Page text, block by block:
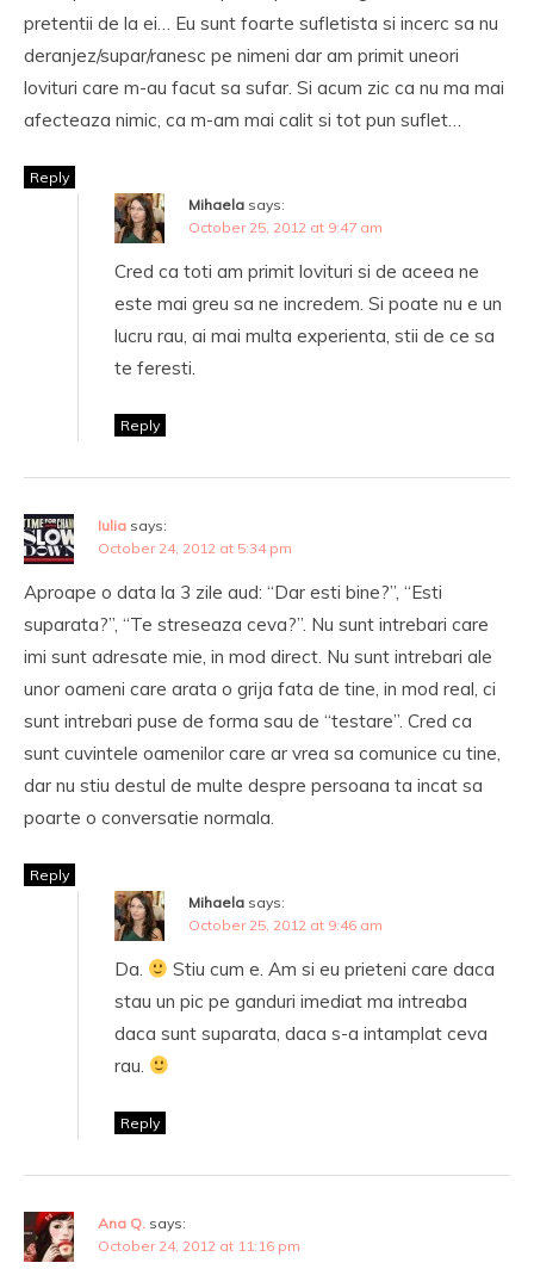
pretentii de la ei… Eu sunt foarte sufletista si incerc sa nu
deranjez/supar/ranesc pe nimeni dar am primit uneori
lovituri care m-au facut sa sufar. Si acum zic ca nu ma mai
afecteaza nimic, ca m-am mai calit si tot pun suflet…
Reply
Mihaela says:
October 25, 2012 at 9:47 am
Cred ca toti am primit lovituri si de aceea ne
este mai greu sa ne incredem. Si poate nu e un
lucru rau, ai mai multa experienta, stii de ce sa
te feresti.
Reply
Iulia says:
October 24, 2012 at 5:34 pm
Aproape o data la 3 zile aud: “Dar esti bine?”, “Esti
suparata?”, “Te streseaza ceva?”. Nu sunt intrebari care
imi sunt adresate mie, in mod direct. Nu sunt intrebari ale
unor oameni care arata o grija fata de tine, in mod real, ci
sunt intrebari puse de forma sau de “testare”. Cred ca
sunt cuvintele oamenilor care ar vrea sa comunice cu tine,
dar nu stiu destul de multe despre persoana ta incat sa
poarte o conversatie normala.
Reply
Mihaela says:
October 25, 2012 at 9:46 am
Da.
Stiu cum e. Am si eu prieteni care daca
stau un pic pe ganduri imediat ma intreaba
daca sunt suparata, daca s-a intamplat ceva
rau.
Reply
Ana Q. says:
October 24, 2012 at 11:16 pm